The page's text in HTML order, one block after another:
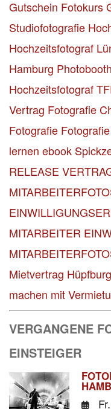
Gutschein Fotokurs
Studiofotografie
Hochzeitsfotograf
Hamburg
Hochzeitsfotograf
Vertrag Fotografie
Fotografie
lernen ebook
RELEASE
MITARBEITER
Mietvertrag
machen mit
VERGANGENE
EINSTEIGER